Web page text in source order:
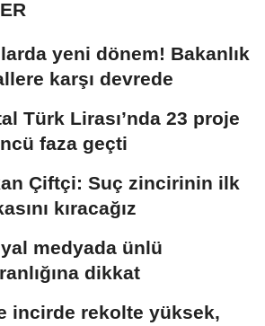
yeni dönem! Bakanlık
karşı devrede
Türk Lirası’nda 23 proje
faza geçti
Çiftçi: Suç zincirinin ilk
kıracağız
medyada ünlü
dikkat
incirde rekolte yüksek,